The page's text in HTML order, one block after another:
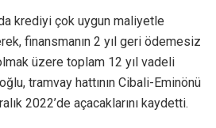
krediyi çok uygun maliyetle
finansmanın 2 yıl geri ödemesiz
üzere toplam 12 yıl vadeli
tramvay hattının Cibali-Eminönü
2022’de açacaklarını kaydetti.